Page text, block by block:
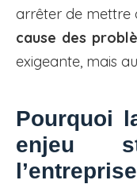
arrêter de mettre
cause des
exigeante, mais
Pourquoi
enjeu